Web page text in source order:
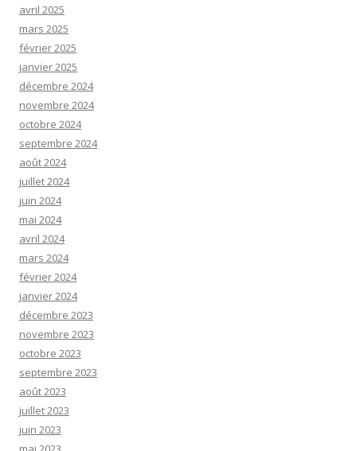
avril 2025
mars 2025
février 2025
janvier 2025
décembre 2024
novembre 2024
octobre 2024
septembre 2024
août 2024
juillet 2024
juin 2024
mai 2024
avril 2024
mars 2024
février 2024
janvier 2024
décembre 2023
novembre 2023
octobre 2023
septembre 2023
août 2023
juillet 2023
juin 2023